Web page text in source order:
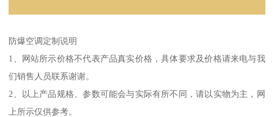
防爆空调定制说明
1、网站所示价格不代表产品真实价格，具体要求及价格请来电与我
们销售人员联系谢谢。
2、以上产品规格、参数可能会与实际有所不同，请以实物为主，网
上所示仅供参考。